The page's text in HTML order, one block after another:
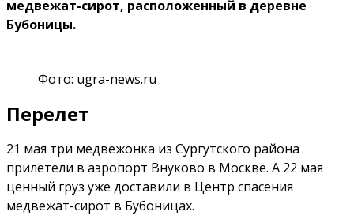
медвежат-сирот, расположенный в деревне
Бубоницы.
Фото: ugra-news.ru
Перелет
21 мая три медвежонка из Сургутского района
прилетели в аэропорт Внуково в Москве. А 22 мая
ценный груз уже доставили в Центр спасения
медвежат-сирот в Бубоницах.